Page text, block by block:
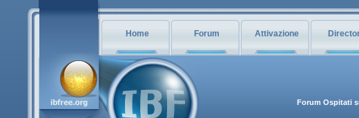
Home Forum Attivazione
Forum Ospitati